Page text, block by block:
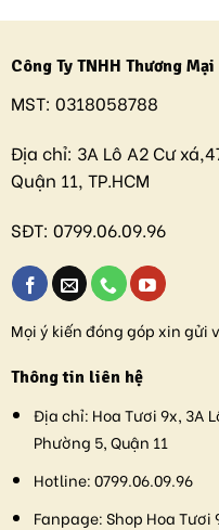
Công Ty TNHH Thương
MST: 0318058788
Địa chỉ: 3A Lô A2 Cư
Quận 11, TP.HCM
SĐT: 0799.06.09.96
Mọi ý kiến đóng góp xin gửi
Thông tin liên hệ
Địa chỉ: Hoa Tươi 9x, 3A
Phường 5, Quận 11
Hotline:0799.06.09.96
Fanpage:Shop Hoa Tươi